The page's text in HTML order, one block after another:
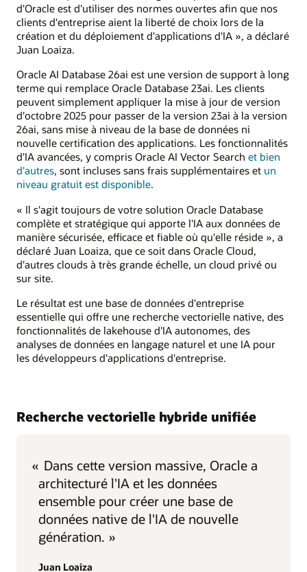
d'Oracle est d'utiliser des normes ouvertes afin que nos
clients d'entreprise aient la liberté de choix lors de la
création et du déploiement d'applications d'IA », a déclaré
Juan Loaiza.
Oracle AI Database 26ai est une version de support à long
terme qui remplace Oracle Database 23ai. Les clients
peuvent simplement appliquer la mise à jour de version
d'octobre 2025 pour passer de la version 23ai à la version
26ai, sans mise à niveau de la base de données ni
nouvelle certification des applications. Les fonctionnalités
d'IA avancées, y compris Oracle AI Vector Search et bien
d'autres, sont incluses sans frais supplémentaires et un
niveau gratuit est disponible.
« Il s'agit toujours de votre solution Oracle Database
complète et stratégique qui apporte l'IA aux données de
manière sécurisée, efficace et fiable où qu'elle réside », a
déclaré Juan Loaiza, que ce soit dans Oracle Cloud,
d'autres clouds à très grande échelle, un cloud privé ou
sur site.
Le résultat est une base de données d'entreprise
essentielle qui offre une recherche vectorielle native, des
fonctionnalités de lakehouse d'IA autonomes, des
analyses de données en langage naturel et une IA pour
les développeurs d'applications d'entreprise.
Recherche vectorielle hybride unifiée
« Dans cette version massive, Oracle a
architecturé l'IA et les données
ensemble pour créer une base de
données native de l'IA de nouvelle
génération. »
Juan Loaiza